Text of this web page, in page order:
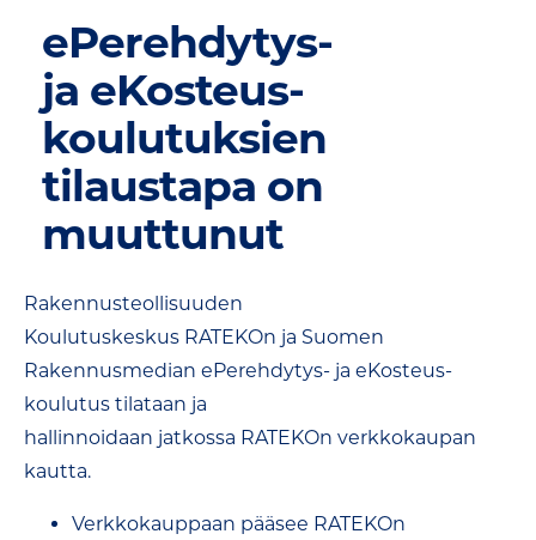
ePerehdytys-
ja eKosteus-
koulutuksien
tilaustapa on
muuttunut
Rakennusteollisuuden
Koulutuskeskus RATEKOn ja Suomen
Rakennusmedian ePerehdytys- ja eKosteus-
koulutus tilataan ja
hallinnoidaan jatkossa RATEKOn verkkokaupan
kautta.
Verkkokauppaan pääsee RATEKOn